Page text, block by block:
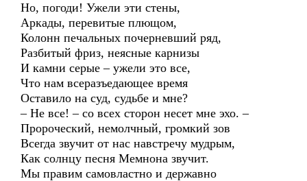
Но, погоди! Ужели эти стены,
Аркады, перевитые плющом,
Колонн печальных почерневший ряд,
Разбитый фриз, неясные карнизы
И камни серые – ужели это все,
Что нам всеразъедающее время
Оставило на суд, судьбе и мне?
– Не все! – со всех сторон несет мне эхо. –
Пророческий, немолчный, громкий зов
Всегда звучит от нас навстречу мудрым,
Как солнцу песня Мемнона звучит.
Мы правим самовластно и державно